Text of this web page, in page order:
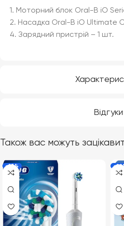
Відгуки
1. Моторний блок Oral-B iO
2. Насадка Oral-B iO Ultimate
4. Зарядний пристрій – 1 шт.
Також вас можуть
-23% -